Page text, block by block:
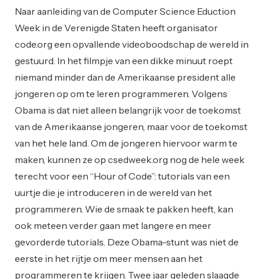
Naar aanleiding van de Computer Science Eduction
Week in de Verenigde Staten heeft organisator
code.org een opvallende videoboodschap de wereld in
gestuurd. In het filmpje van een dikke minuut roept
niemand minder dan de Amerikaanse president alle
jongeren op om te leren programmeren. Volgens
Obama is dat niet alleen belangrijk voor de toekomst
van de Amerikaanse jongeren, maar voor de toekomst
van het hele land. Om de jongeren hiervoor warm te
maken, kunnen ze op csedweek.org nog de hele week
terecht voor een “Hour of Code”: tutorials van een
uurtje die je introduceren in de wereld van het
programmeren. Wie de smaak te pakken heeft, kan
ook meteen verder gaan met langere en meer
gevorderde tutorials. Deze Obama-stunt was niet de
eerste in het rijtje om meer mensen aan het
programmeren te krijgen. Twee jaar geleden slaagde